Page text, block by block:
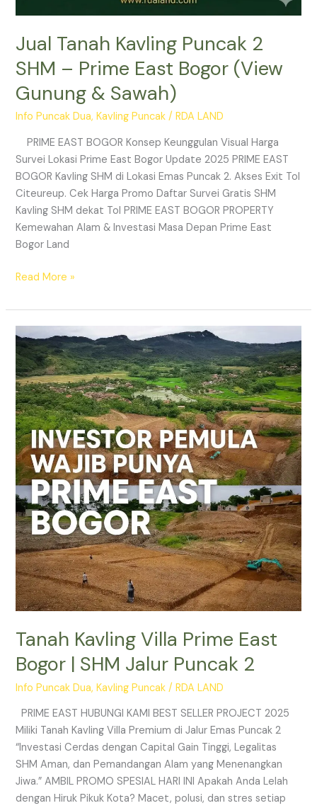
Jual Tanah Kavling Puncak 2
SHM – Prime East Bogor (View
Gunung & Sawah)
Info Puncak Dua,Kavling Puncak /RDA LAND
PRIME EAST BOGOR Konsep Keunggulan Visual Harga
Survei Lokasi Prime East Bogor Update 2025 PRIME EAST
BOGOR Kavling SHM di Lokasi Emas Puncak 2. Akses Exit Tol
Citeureup. Cek Harga Promo Daftar Survei Gratis SHM
Kavling SHM dekat Tol PRIME EAST BOGOR PROPERTY
Kemewahan Alam & Investasi Masa Depan Prime East
Bogor Land
Read More »
Tanah Kavling Villa Prime East
Bogor | SHM Jalur Puncak 2
Info Puncak Dua,Kavling Puncak /RDA LAND
PRIME EAST HUBUNGI KAMI BEST SELLER PROJECT 2025
Miliki Tanah Kavling Villa Premium di Jalur Emas Puncak 2
“Investasi Cerdas dengan Capital Gain Tinggi, Legalitas
SHM Aman, dan Pemandangan Alam yang Menenangkan
Jiwa.” AMBIL PROMO SPESIAL HARI INI Apakah Anda Lelah
dengan Hiruk Pikuk Kota? Macet, polusi, dan stres setiap
Tanah
Kavling
Villa
Prime
East
Bogor
|
SHM
Jalur
Puncak
2